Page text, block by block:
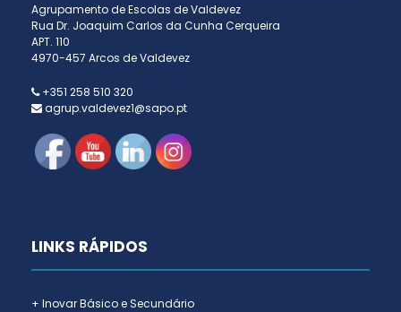
Agrupamento de Escolas de Valdevez
Rua Dr. Joaquim Carlos da Cunha Cerqueira
APT. 110
4970-457 Arcos de Valdevez
+351 258 510 320
agrup.valdevez1@sapo.pt
LINKS RÁPIDOS
+ Inovar Básico e Secundário